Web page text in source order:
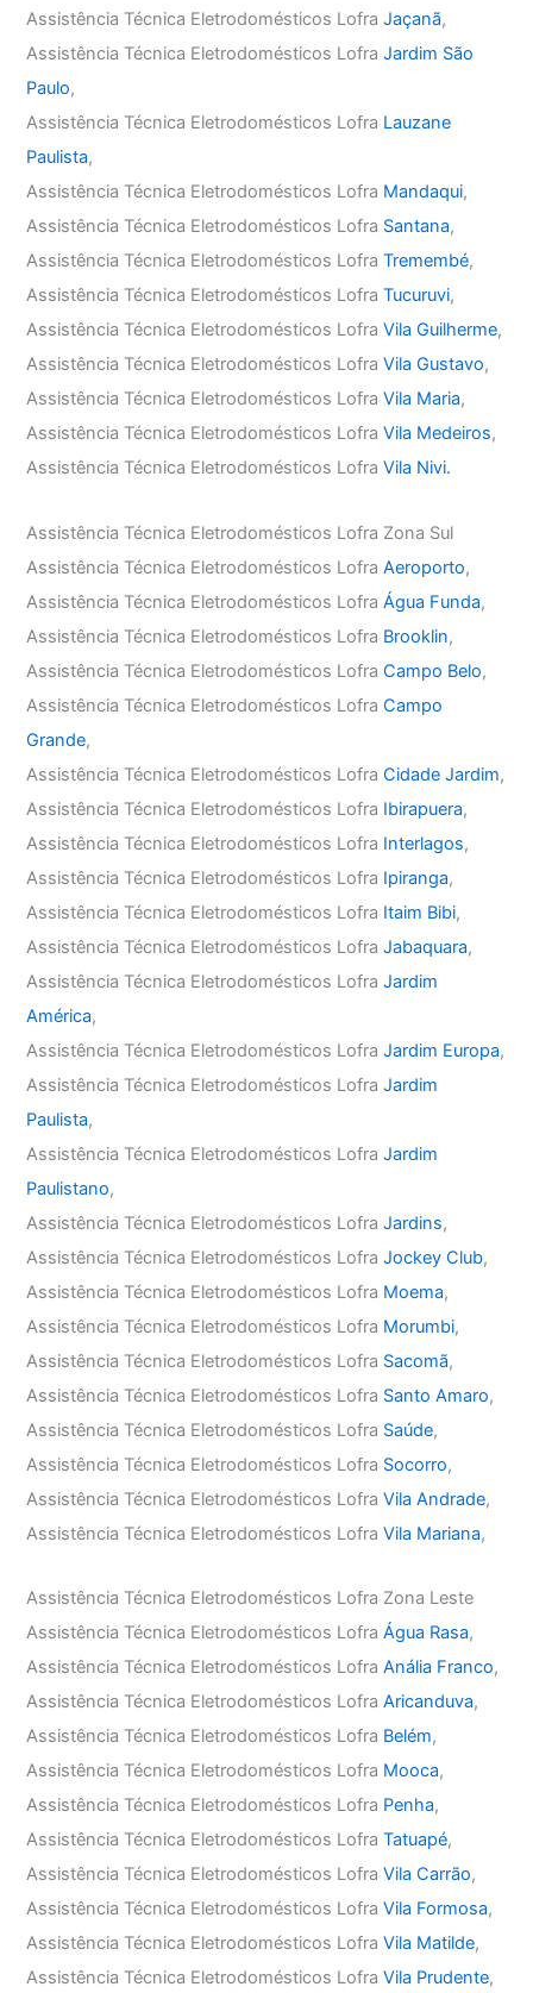
Assistência Técnica Eletrodomésticos LofraJaçanã,
Assistência Técnica Eletrodomésticos LofraJardim São
Paulo,
Assistência Técnica Eletrodomésticos Lofra Lauzane
Paulista,
Assistência Técnica Eletrodomésticos Lofra Mandaqui,
Assistência Técnica Eletrodomésticos Lofra Santana,
Assistência Técnica Eletrodomésticos LofraTremembé,
Assistência Técnica Eletrodomésticos LofraTucuruvi,
Assistência Técnica Eletrodomésticos LofraVila Guilherme,
Assistência Técnica Eletrodomésticos LofraVila Gustavo,
Assistência Técnica Eletrodomésticos LofraVila Maria,
Assistência Técnica Eletrodomésticos LofraVila Medeiros,
Assistência Técnica Eletrodomésticos LofraVila Nivi.
Assistência Técnica Eletrodomésticos Lofra Zona Sul
Assistência Técnica Eletrodomésticos LofraAeroporto,
Assistência Técnica Eletrodomésticos LofraÁgua Funda,
Assistência Técnica Eletrodomésticos Lofra Brooklin,
Assistência Técnica Eletrodomésticos LofraCampo Belo,
Assistência Técnica Eletrodomésticos LofraCampo
Grande,
Assistência Técnica Eletrodomésticos LofraCidade Jardim,
Assistência Técnica Eletrodomésticos Lofra Ibirapuera,
Assistência Técnica Eletrodomésticos Lofra Interlagos,
Assistência Técnica Eletrodomésticos Lofra Ipiranga,
Assistência Técnica Eletrodomésticos Lofra Itaim Bibi,
Assistência Técnica Eletrodomésticos LofraJabaquara,
Assistência Técnica Eletrodomésticos LofraJardim
América,
Assistência Técnica Eletrodomésticos LofraJardim Europa,
Assistência Técnica Eletrodomésticos LofraJardim
Paulista,
Assistência Técnica Eletrodomésticos LofraJardim
Paulistano,
Assistência Técnica Eletrodomésticos LofraJardins,
Assistência Técnica Eletrodomésticos LofraJockey Club,
Assistência Técnica Eletrodomésticos Lofra Moema,
Assistência Técnica Eletrodomésticos Lofra Morumbi,
Assistência Técnica Eletrodomésticos Lofra Sacomã,
Assistência Técnica Eletrodomésticos Lofra Santo Amaro,
Assistência Técnica Eletrodomésticos Lofra Saúde,
Assistência Técnica Eletrodomésticos Lofra Socorro,
Assistência Técnica Eletrodomésticos LofraVila Andrade,
Assistência Técnica Eletrodomésticos LofraVila Mariana,
Assistência Técnica Eletrodomésticos Lofra Zona Leste
Assistência Técnica Eletrodomésticos LofraÁgua Rasa,
Assistência Técnica Eletrodomésticos LofraAnália Franco,
Assistência Técnica Eletrodomésticos LofraAricanduva,
Assistência Técnica Eletrodomésticos Lofra Belém,
Assistência Técnica Eletrodomésticos Lofra Mooca,
Assistência Técnica Eletrodomésticos Lofra Penha,
Assistência Técnica Eletrodomésticos LofraTatuapé,
Assistência Técnica Eletrodomésticos LofraVila Carrão,
Assistência Técnica Eletrodomésticos LofraVila Formosa,
Assistência Técnica Eletrodomésticos LofraVila Matilde,
Assistência Técnica Eletrodomésticos LofraVila Prudente,